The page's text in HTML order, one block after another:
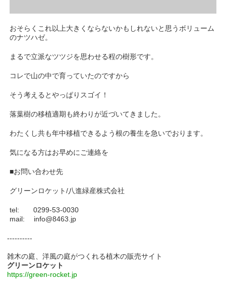
おそらくこれ以上大きくならないかもしれないと思うボリューム
のナツハゼ。
まるで立派なツツジを思わせる程の樹形です。
コレで山の中で育っていたのですから
そう考えるとやっぱりスゴイ！
落葉樹の移植適期も終わりが近づいてきました。
わたくし共も年中移植できるよう根の養生を急いでおります。
気になる方はお早めにご連絡を
■お問い合わせ先
グリーンロケット/八進緑産株式会社
tel: 0299-53-0030
mail: info@8463.jp
----------
雑木の庭、洋風の庭がつくれる植木の販売サイト
グリーンロケット
https://green-rocket.jp